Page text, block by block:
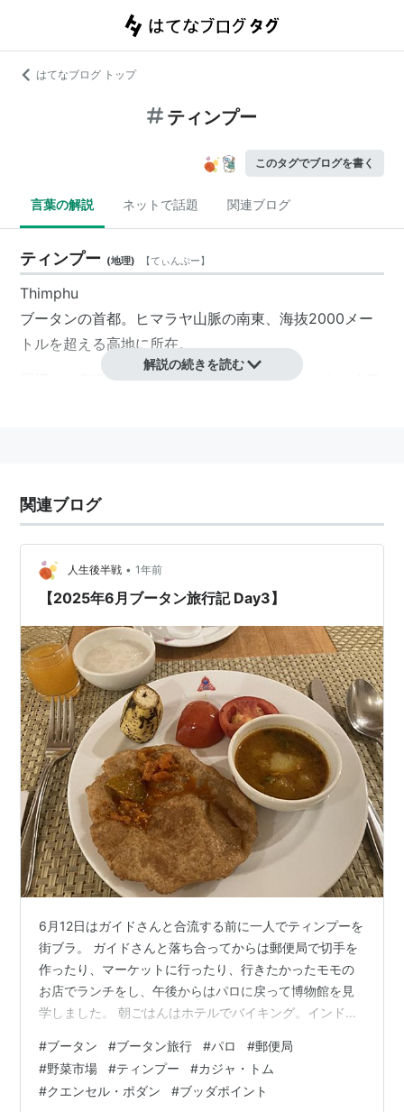
はてなブログ トップ
ティンプー
このタグでブログを書く
言葉の解説 ネットで話題 関連ブログ
ティンプー (地理) 【てぃんぷー】
Thimphu
ブータンの首都。ヒマラヤ山脈の南東、海抜2000メー
トルを超える高地に所在。
周辺には空港もないし、鉄道すらない。もっとも、人口
交通整理台がある）そうである。
地域の人口としては98676人（2005年PHCBファク
トシートより）になるらしい
解説の続きを読む
関連ブログ
人生後半戦 • 1年前
【2025年6月ブータン旅行記 Day3】
6月12日はガイドさんと合流する前に一人でティンプーを
街ブラ。 ガイドさんと落ち合ってからは郵便局で切手を
作ったり、マーケットに行ったり、行きたかったモモの
お店でランチをし、午後からはパロに戻って博物館を見
学しました。 朝ごはんはホテルでバイキング。インドや
リが出てきます。 ガイドさんとの集合が9：30と遅めな
ので朝食後にカメラを片手に1人で街ブラ。学校の登校時
間なので子供がいっぱいいます。 そこら中に落ちてる
#ブータン #ブータン旅行 #パロ #郵便局
#野菜市場 #ティンプー #カジャ・トム
#クエンセル・ポダン #ブッダポイント